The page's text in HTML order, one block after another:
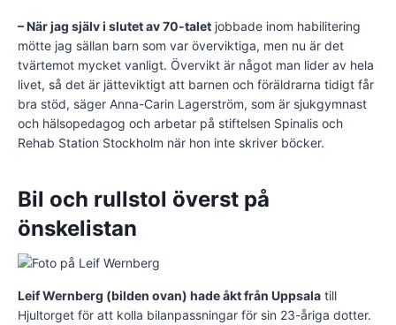
– När jag själv i slutet av 70-talet jobbade inom habilitering
mötte jag sällan barn som var överviktiga, men nu är det
tvärtemot mycket vanligt. Övervikt är något man lider av hela
livet, så det är jätteviktigt att barnen och föräldrarna tidigt får
bra stöd, säger Anna-Carin Lagerström, som är sjukgymnast
och hälsopedagog och arbetar på stiftelsen Spinalis och
Rehab Station Stockholm när hon inte skriver böcker.
Bil och rullstol överst på
önskelistan
Leif Wernberg (bilden ovan) hade åkt från Uppsala till
Hjultorget för att kolla bilanpassningar för sin 23-åriga dotter.